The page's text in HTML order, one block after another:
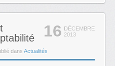
16 DÉCEMBRE
2013
dans Actualités